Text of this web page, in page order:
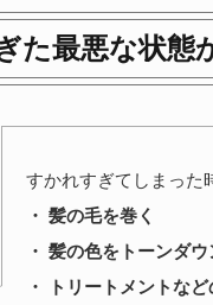
た最悪な状態
すかれすぎてしまった
・ 髪の毛を巻く
・ 髪の色をトーンダ
・ トリートメントな